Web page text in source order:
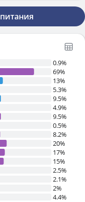
0.9%
69%
13%
5.3%
9.5%
4.9%
9.5%
0.5%
8.2%
20%
17%
15%
2.5%
2.1%
2%
4.4%